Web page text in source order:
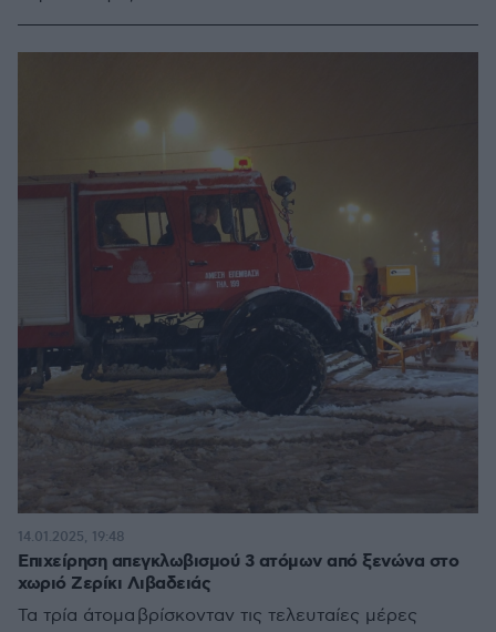
Επιχείρηση απεγκλωβισμού 3 ατόμων από ξενώνα στο
χωριό Ζερίκι Λιβαδειάς
Τα τρία άτομα βρίσκονταν τις τελευταίες μέρες
14.01.2025, 19:48